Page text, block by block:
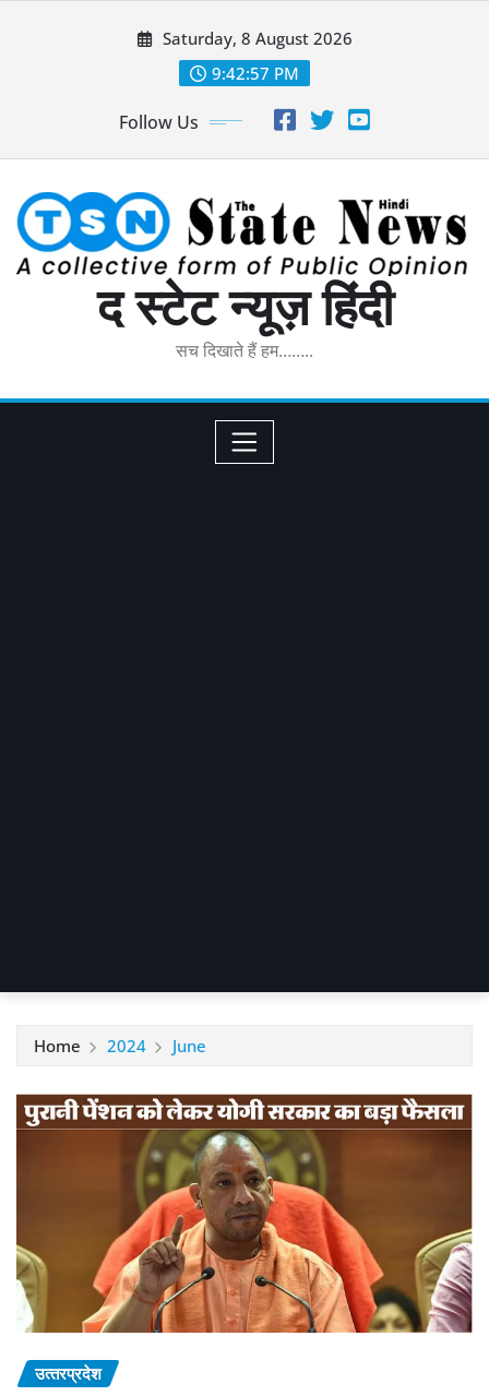
Saturday, 8 August 2026
9:42:58 PM
Follow Us
द स्टेट न्यूज़ हिंदी
सच दिखाते हैं हम……..
Home 2024 June
उत्‍तरप्रदेश